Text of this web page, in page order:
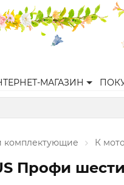
МАГАЗИН
комплектующие К
Профи